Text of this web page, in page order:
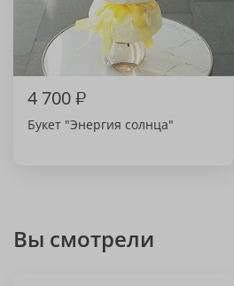
4 700₽
Букет "Энергия солнца"
Вы смотрели